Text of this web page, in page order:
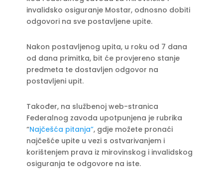
invalidsko osiguranje Mostar, odnosno dobiti
odgovori na sve postavljene upite.
Nakon postavljenog upita, u roku od 7 dana
od dana primitka, bit će provjereno stanje
predmeta te dostavljen odgovor na
postavljeni upit.
Također, na službenoj web-stranica
Federalnog zavoda upotpunjena je rubrika
“Najčešća pitanja”, gdje možete pronaći
najčešće upite u vezi s ostvarivanjem i
korištenjem prava iz mirovinskog i invalidskog
osiguranja te odgovore na iste.